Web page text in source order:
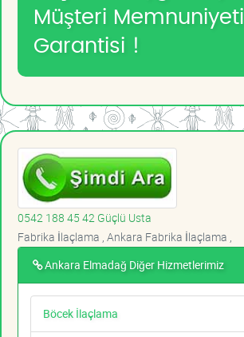
Müşteri Memnuniyeti
Garantisi !
0542 188 45 42 Güçlü Usta
Fabrika İlaçlama , Ankara Fabrika İlaçlama ,
Ankara Elmadağ Diğer Hizmetlerimiz
Böcek İlaçlama